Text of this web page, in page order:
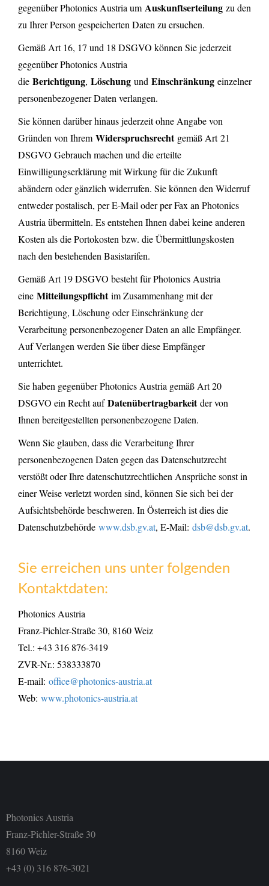
gegenüber Photonics Austria um Auskunftserteilung zu den
zu Ihrer Person gespeicherten Daten zu ersuchen.
Gemäß Art 16, 17 und 18 DSGVO können Sie jederzeit
gegenüber Photonics Austria
die Berichtigung, Löschung und Einschränkung einzelner
personenbezogener Daten verlangen.
Sie können darüber hinaus jederzeit ohne Angabe von
Gründen von Ihrem Widerspruchsrechtgemäß Art 21
DSGVO Gebrauch machen und die erteilte
Einwilligungserklärung mit Wirkung für die Zukunft
abändern oder gänzlich widerrufen. Sie können den Widerruf
entweder postalisch, per E-Mail oder per Fax an Photonics
Austria übermitteln. Es entstehen Ihnen dabei keine anderen
Kosten als die Portokosten bzw. die Übermittlungskosten
nach den bestehenden Basistarifen.
Gemäß Art 19 DSGVO besteht für Photonics Austria
eine Mitteilungspflichtim Zusammenhang mit der
Berichtigung, Löschung oder Einschränkung der
Verarbeitung personenbezogener Daten an alle Empfänger.
Auf Verlangen werden Sie über diese Empfänger
unterrichtet.
Sie haben gegenüber Photonics Austria gemäß Art 20
DSGVO ein Recht aufDatenübertragbarkeitder von
Ihnen bereitgestellten personenbezogene Daten.
Wenn Sie glauben, dass die Verarbeitung Ihrer
personenbezogenen Daten gegen das Datenschutzrecht
verstößt oder Ihre datenschutzrechtlichen Ansprüche sonst in
einer Weise verletzt worden sind, können Sie sich bei der
Aufsichtsbehörde beschweren. In Österreich ist dies die
Datenschutzbehörde www.dsb.gv.at, E-Mail: dsb@dsb.gv.at.
Sie erreichen uns unter folgenden
Kontaktdaten:
Photonics Austria
Franz-Pichler-Straße 30, 8160 Weiz
Tel.: +43 316 876-3419
ZVR-Nr.: 538333870
E-mail: office@photonics-austria.at
Web: www.photonics-austria.at
Photonics Austria
Franz-Pichler-Straße 30
8160 Weiz
+43 (0) 316 876-3021